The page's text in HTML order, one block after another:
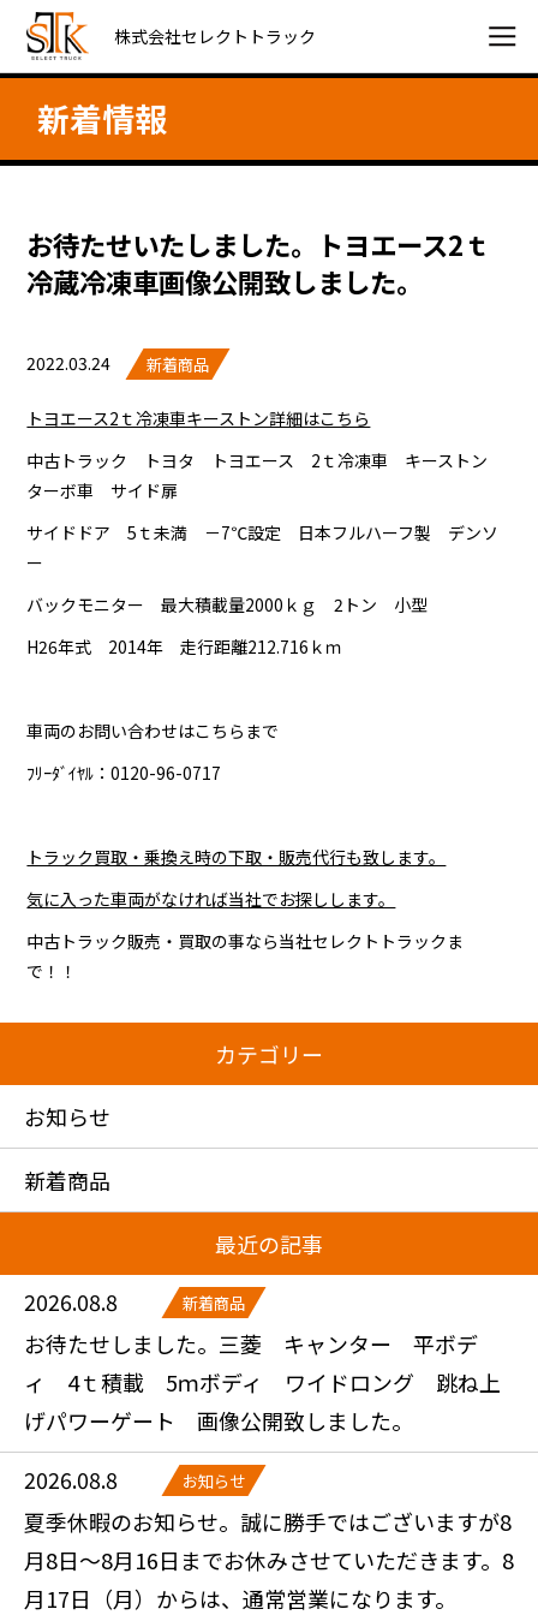
株式会社セレクトトラック
新着情報
お待たせいたしました。トヨエース2ｔ
冷蔵冷凍車画像公開致しました。
2022.03.24 新着商品
トヨエース2ｔ冷凍車キーストン詳細はこちら
中古トラック トヨタ トヨエース 2ｔ冷凍車 キーストン
ターボ車 サイド扉
サイドドア 5ｔ未満 －7℃設定 日本フルハーフ製 デンソ
ー
バックモニター 最大積載量2000ｋｇ 2トン 小型
H26年式 2014年 走行距離212.716ｋｍ
車両のお問い合わせはこちらまで
ﾌﾘｰﾀﾞｲﾔﾙ：0120-96-0717
トラック買取・乗換え時の下取・販売代行も致します。
気に入った車両がなければ当社でお探しします。
中古トラック販売・買取の事なら当社セレクトトラックま
で！！
カテゴリー
お知らせ
新着商品
最近の記事
2026.08.8
新着商品
お待たせしました。三菱 キャンター 平ボデ
ィ 4ｔ積載 5ｍボディ ワイドロング 跳ね上
げパワーゲート 画像公開致しました。
2026.08.8
お知らせ
夏季休暇のお知らせ。誠に勝手ではございますが8
月8日～8月16日までお休みさせていただきます。8
月17日（月）からは、通常営業になります。